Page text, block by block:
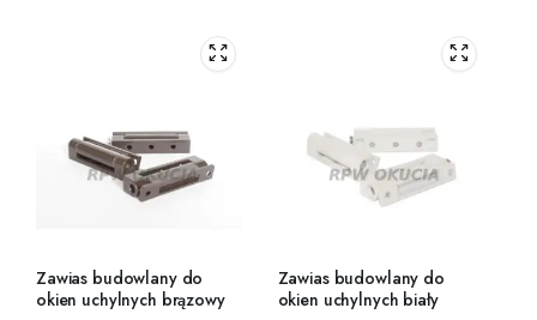
Zawias budowlany do
okien uchylnych brązowy
Zawias budowlany do
okien uchylnych biały